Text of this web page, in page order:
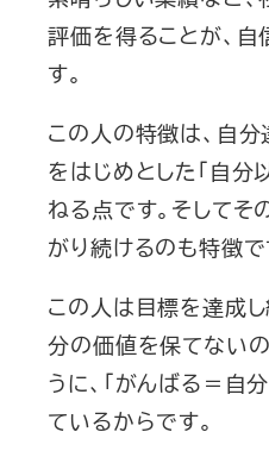
評価を得ることが、
す。
この人の特徴は、自
をはじめとした「自分
ねる点です。そしてそ
がり続けるのも特徴で
この人は目標を達成
分の価値を保てない
うに、「がんばる＝自
ているからです。